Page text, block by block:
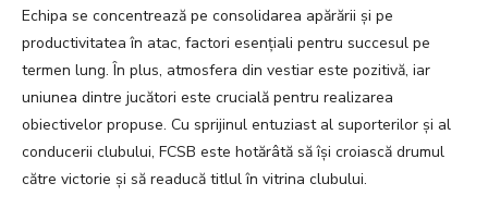
Echipa se concentrează pe consolidarea apărării și pe
productivitatea în atac, factori esențiali pentru succesul pe
termen lung. În plus, atmosfera din vestiar este pozitivă, iar
uniunea dintre jucători este crucială pentru realizarea
obiectivelor propuse. Cu sprijinul entuziast al suporterilor și al
conducerii clubului, FCSB este hotărâtă să își croiască drumul
către victorie și să readucă titlul în vitrina clubului.